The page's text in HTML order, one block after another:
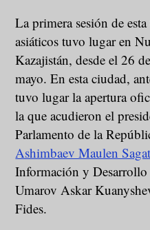
La primera sesión de
asiáticos tuvo lugar en
Kazajistán, desde el 26
mayo. En esta ciudad,
tuvo lugar la apertura
la que acudieron el
Parlamento de la
Ashimbaev Maulen
Información y
Umarov Askar
Fides.